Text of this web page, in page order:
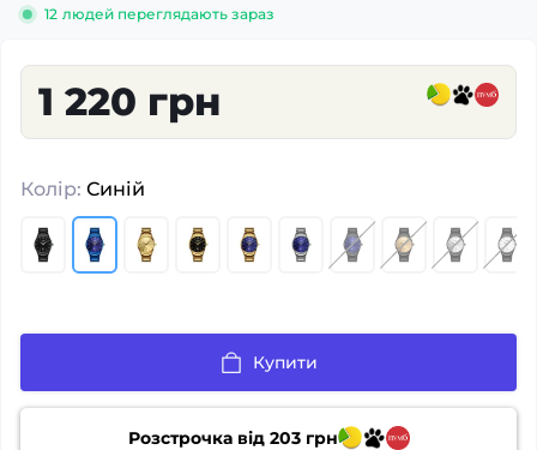
12 людей переглядають зараз
1 220 грн
Колір: Синій
Купити
Розстрочка від 203грн